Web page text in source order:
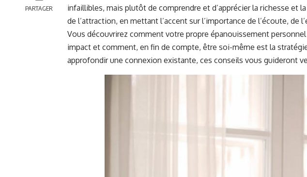
PARTAGER
infaillibles, mais plutôt de comprendre et d’apprécier la richesse et
de l’attraction, en mettant l’accent sur l’importance de l’écoute, de
Vous découvrirez comment votre propre épanouissement
impact et comment, en fin de compte, être soi-même est la
approfondir une connexion existante, ces conseils vous guideront